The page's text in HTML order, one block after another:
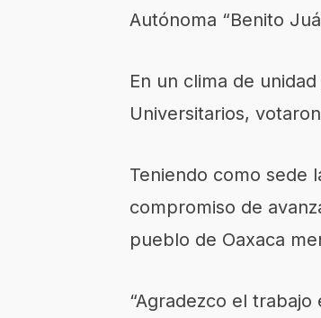
Autónoma “Benito
En un clima de
Universitarios,
Teniendo como sede
compromiso de
pueblo de Oaxaca
“Agradezco el